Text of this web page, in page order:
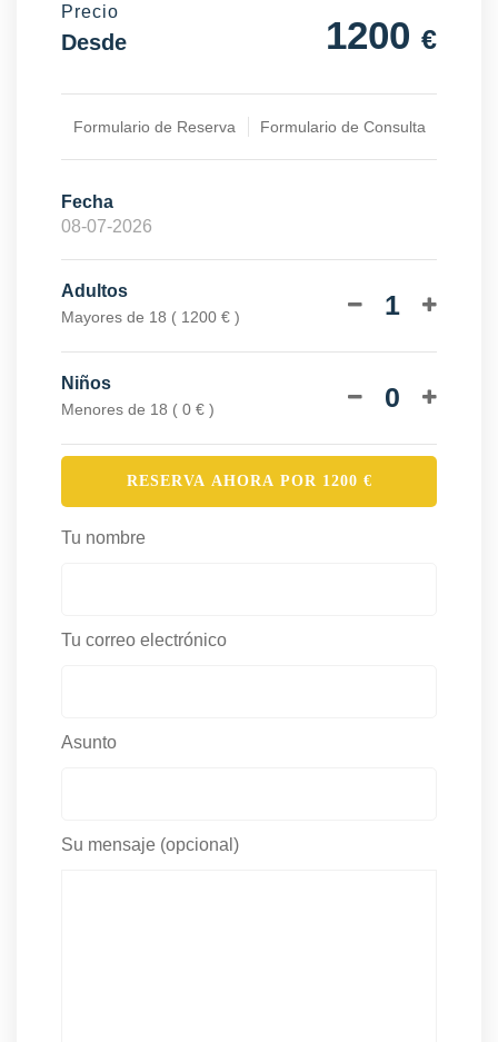
Precio
Desde 1200 €
Formulario de Reserva Formulario de Consulta
Fecha
Adultos
Mayores de 18 ( 1200 € ) 1
Niños
Menores de 18 ( 0 € ) 0
RESERVA AHORA POR 1200 €
Tu nombre
Tu correo electrónico
Asunto
Su mensaje (opcional)